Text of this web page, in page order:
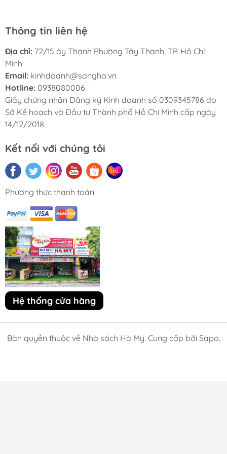
Thông tin liên hệ
Địa chỉ: 72/15 ây Thạnh Phường Tây Thạnh, TP. Hồ Chí
Minh
Email: kinhdoanh@sangha.vn
Hotline: 0938080006
Giấy chứng nhận Đăng ký Kinh doanh số 0309345786 do
Sở Kế hoạch và Đầu tư Thành phố Hồ Chí Minh cấp ngày
14/12/2018
Kết nối với chúng tôi
Phương thức thanh toán
Hệ thống cửa hàng
Bản quyền thuộc về Nhà sách Hà My. Cung cấp bởi Sapo.